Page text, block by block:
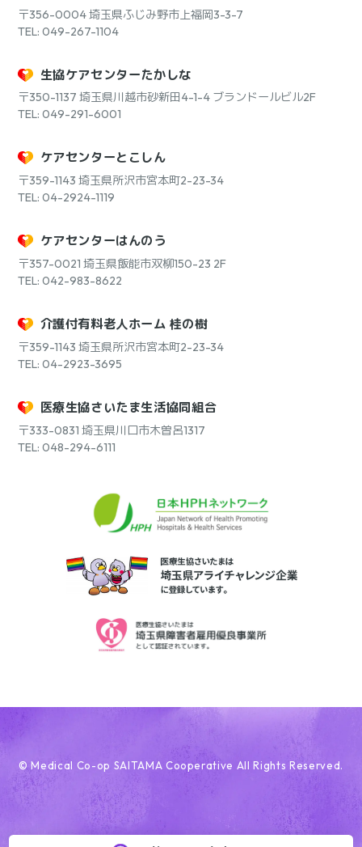
〒356-0004埼玉県ふじみ野市上福岡3-3-7
TEL: 049-267-1104
生協ケアセンターたかしな
〒350-1137 埼玉県川越市砂新田4-1-4 ブランドールビル2F
TEL: 049-291-6001
ケアセンターとこしん
〒359-1143 埼玉県所沢市宮本町2-23-34
TEL: 04-2924-1119
ケアセンターはんのう
〒357-0021 埼玉県飯能市双柳150-23 2F
TEL: 042-983-8622
介護付有料老人ホーム 桂の樹
〒359-1143 埼玉県所沢市宮本町2-23-34
TEL: 04-2923-3695
医療生協さいたま生活協同組合
〒333-0831 埼玉県川口市木曽呂1317
TEL: 048-294-6111
© Medical Co-op SAITAMA Cooperative All Rights Reserved.